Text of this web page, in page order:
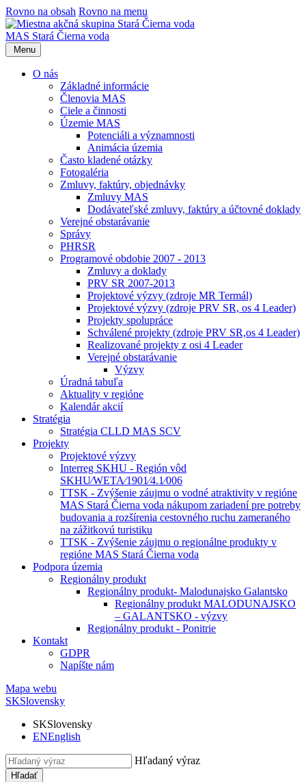
Rovno na obsah Rovno na menu
MAS Stará Čierna voda
Menu
O nás
Základné informácie
Členovia MAS
Ciele a činnosti
Územie MAS
Potenciáli a významnosti
Animácia územia
Často kladené otázky
Fotogaléria
Zmluvy, faktúry, objednávky
Zmluvy MAS
Dodávateľské zmluvy, faktúry a účtovné doklady
Verejné obstarávanie
Správy
PHRSR
Programové obdobie 2007 - 2013
Zmluvy a doklady
PRV SR 2007-2013
Projektové výzvy (zdroje MR Termál)
Projektové výzvy (zdroje PRV SR, os 4 Leader)
Projekty spolupráce
Schválené projekty (zdroje PRV SR,os 4 Leader)
Realizované projekty z osi 4 Leader
Verejné obstarávanie
Výzvy
Úradná tabuľa
Aktuality v regióne
Kalendár akcií
Stratégia
Stratégia CLLD MAS SCV
Projekty
Projektové výzvy
Interreg SKHU - Región vôd
SKHU⁄WETA⁄1901⁄4.1⁄006
TTSK - Zvýšenie záujmu o vodné atraktivity v regióne
MAS Stará Čierna voda nákupom zariadení pre potreby
budovania a rozšírenia cestovného ruchu zameraného
na zážitkovú turistiku
TTSK - Zvýšenie záujmu o regionálne produkty v
regióne MAS Stará Čierna voda
Podpora územia
Regionálny produkt
Regionálny produkt- Malodunajsko Galantsko
Regionálny produkt MALODUNAJSKO
– GALANTSKO - výzvy
Regionálny produkt - Ponitrie
Kontakt
GDPR
Napíšte nám
Mapa webu
SKSlovensky
SKSlovensky
ENEnglish
Hľadaný výraz
Hľadať